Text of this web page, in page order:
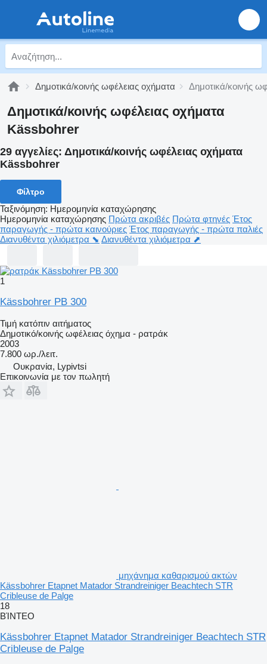
Δημοτικά/κοινής ωφέλειας οχήματα Δημοτικά/κοινής
Δημοτικά/κοινής ωφέλειας οχήματα
Kässbohrer
29 αγγελίες: Δημοτικά/κοινής ωφέλειας οχήματα
Kässbohrer
Φίλτρο
Ταξινόμηση: Ημερομηνία καταχώρησης
Ημερομηνία καταχώρησης Πρώτα ακριβές Πρώτα φτηνές Έτος
παραγωγής - πρώτα καινούριες Έτος παραγωγής - πρώτα παλιές
Διανυθέντα χιλιόμετρα ⬊ Διανυθέντα χιλιόμετρα ⬈
1
Kässbohrer PB 300
Τιμή κατόπιν αιτήματος
Δημοτικό/κοινής ωφέλειας όχημα - ρατράκ
2003
7.800 ωρ./λειτ.
Ουκρανία, Lypivtsi
Επικοινωνία με τον πωλητή
μηχάνημα καθαρισμού ακτών
Kässbohrer Etapnet Matador Strandreiniger Beachtech STR
Cribleuse de Palge
18
ΒΊΝΤΕΟ
Kässbohrer Etapnet Matador Strandreiniger Beachtech STR
Cribleuse de Palge